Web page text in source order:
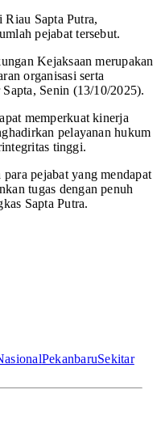
Sapta Putra,
pejabat tersebut.
Kejaksaan merupakan
organisasi serta
Senin (13/10/2025).
memperkuat kinerja
pelayanan hukum
tinggi.
pejabat yang mendapat
tugas dengan penuh
Sapta Putra.
PekanbaruSekitar